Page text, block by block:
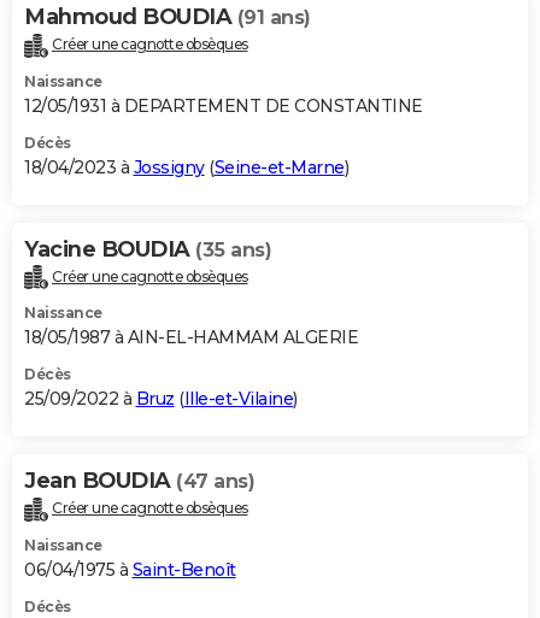
Mahmoud BOUDIA (91 ans)
Créer une cagnotte obsèques
Naissance
12/05/1931 à DEPARTEMENT DE CONSTANTINE
Décès
18/04/2023 à Jossigny(Seine-et-Marne)
Yacine BOUDIA (35 ans)
Créer une cagnotte obsèques
Naissance
18/05/1987 à AIN-EL-HAMMAM ALGERIE
Décès
25/09/2022 à Bruz (Ille-et-Vilaine)
Jean BOUDIA (47 ans)
Créer une cagnotte obsèques
Naissance
06/04/1975 à Saint-Benoît
Décès